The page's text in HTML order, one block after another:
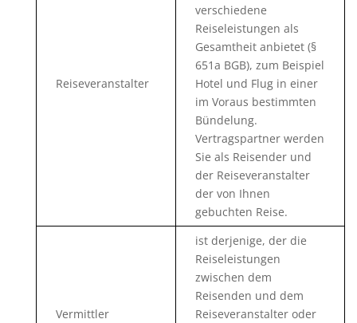
Reiseveranstalter
verschiedene
Reiseleistungen als
Gesamtheit anbietet (§
651a BGB), zum Beispiel
Hotel und Flug in einer
im Voraus bestimmten
Bündelung.
Vertragspartner werden
Sie als Reisender und
der Reiseveranstalter
der von Ihnen
gebuchten Reise.
Vermittler
ist derjenige, der die
Reiseleistungen
zwischen dem
Reisenden und dem
Reiseveranstalter oder